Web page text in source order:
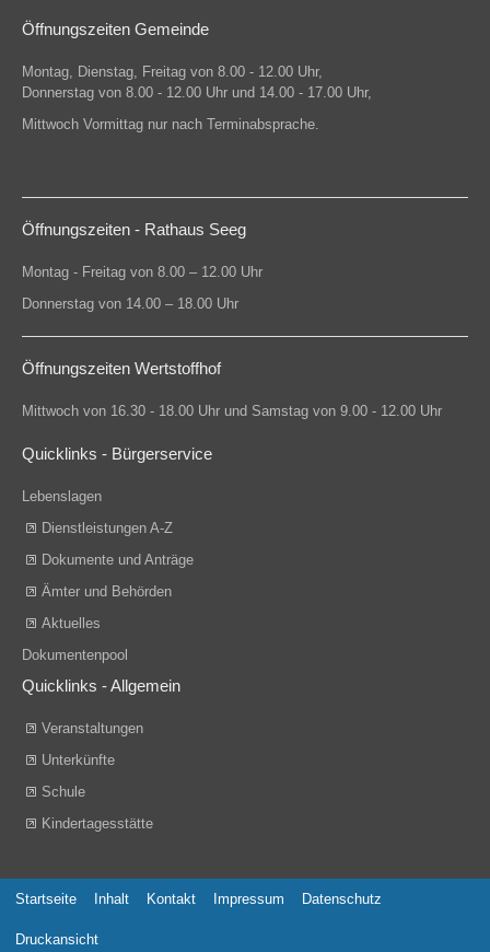
Öffnungszeiten Gemeinde
Montag, Dienstag, Freitag von 8.00 - 12.00 Uhr,
Donnerstag von 8.00 - 12.00 Uhr und 14.00 - 17.00 Uhr,
Mittwoch Vormittag nur nach Terminabsprache.
Öffnungszeiten - Rathaus Seeg
Montag - Freitag von 8.00 – 12.00 Uhr
Donnerstag von 14.00 – 18.00 Uhr
Öffnungszeiten Wertstoffhof
Mittwoch von 16.30 - 18.00 Uhr und Samstag von 9.00 - 12.00 Uhr
Quicklinks - Bürgerservice
Lebenslagen
Dienstleistungen A-Z
Dokumente und Anträge
Ämter und Behörden
Aktuelles
Dokumentenpool
Quicklinks - Allgemein
Veranstaltungen
Unterkünfte
Schule
Kindertagesstätte
Startseite Inhalt Kontakt Impressum Datenschutz
Druckansicht